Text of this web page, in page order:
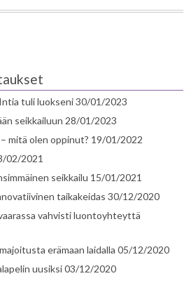
tuli luokseni30/01/2023
seikkailuun 28/01/2023
mitä olen oppinut? 19/01/2022
02/2021
seikkailu 15/01/2021
taikakeidas 30/12/2020
vahvisti luontoyhteyttä
erämaan laidalla 05/12/2020
uusiksi03/12/2020